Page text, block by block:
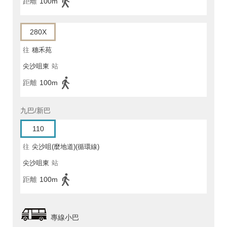
280X
往 穗禾苑
尖沙咀東 站
距離 100m
九巴/新巴
110
往 尖沙咀(麼地道)(循環線)
尖沙咀東 站
距離 100m
專線小巴